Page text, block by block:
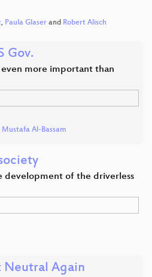
, Paula Glaser and Robert Alisch
Gov.
even more important than
Mustafa Al-Bassam
development of the driverless
Again